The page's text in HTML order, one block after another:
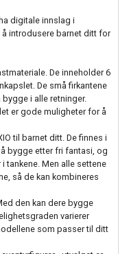
digitale innslag i
introdusere barnet ditt for
De inneholder 6
De små firkantene
i alle retninger.
er gode muligheter for å
til barnet ditt. De finnes i
bygge etter fri fantasi, og
tankene. Men alle settene
så de kan kombineres
den kan dere bygge
varierer
som passer til ditt